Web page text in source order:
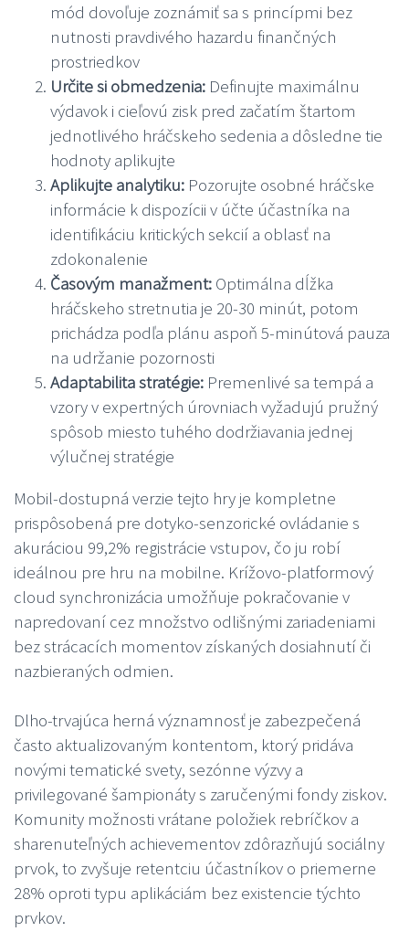
mód dovoľuje zoznámiť sa s princípmi bez
nutnosti pravdivého hazardu finančných
prostriedkov
Určite si obmedzenia: Definujte maximálnu
výdavok i cieľovú zisk pred začatím štartom
jednotlivého hráčskeho sedenia a dôsledne tie
hodnoty aplikujte
Aplikujte analytiku: Pozorujte osobné hráčske
informácie k dispozícii v účte účastníka na
identifikáciu kritických sekcií a oblasť na
zdokonalenie
Časovým manažment: Optimálna dĺžka
hráčskeho stretnutia je 20-30 minút, potom
prichádza podľa plánu aspoň 5-minútová pauza
na udržanie pozornosti
Adaptabilita stratégie: Premenlivé sa tempá a
vzory v expertných úrovniach vyžadujú pružný
spôsob miesto tuhého dodržiavania jednej
výlučnej stratégie
Mobil-dostupná verzie tejto hry je kompletne
prispôsobená pre dotyko-senzorické ovládanie s
akuráciou 99,2% registrácie vstupov, čo ju robí
ideálnou pre hru na mobilne. Krížovo-platformový
cloud synchronizácia umožňuje pokračovanie v
napredovaní cez množstvo odlišnými zariadeniami
bez strácacích momentov získaných dosiahnutí či
nazbieraných odmien.
Dlho-trvajúca herná významnosť je zabezpečená
často aktualizovaným kontentom, ktorý pridáva
novými tematické svety, sezónne výzvy a
privilegované šampionáty s zaručenými fondy ziskov.
Komunity možnosti vrátane položiek rebríčkov a
sharenuteľných achievementov zdôrazňujú sociálny
prvok, to zvyšuje retentciu účastníkov o priemerne
28% oproti typu aplikáciám bez existencie týchto
prvkov.